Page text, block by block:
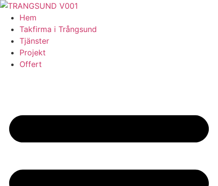
Skip
content
Hem
Takfirma i Trångsund
Tjänster
Projekt
Offert